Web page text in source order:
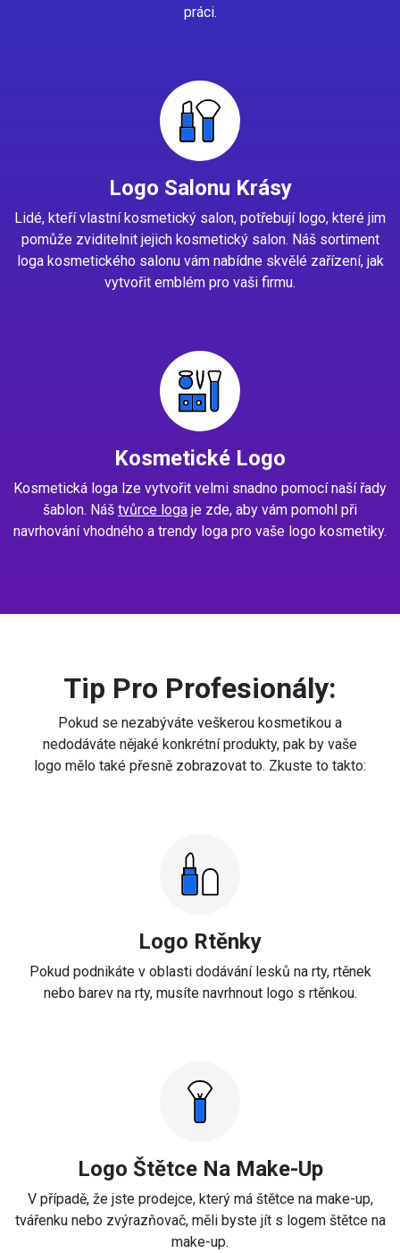
práci.
Logo Salonu Krásy
Lidé, kteří vlastní kosmetický salon, potřebují logo, které jim
pomůže zviditelnit jejich kosmetický salon. Náš sortiment
loga kosmetického salonu vám nabídne skvělé zařízení, jak
vytvořit emblém pro vaši firmu.
Kosmetické Logo
Kosmetická loga lze vytvořit velmi snadno pomocí naší řady
šablon. Náš tvůrce loga je zde, aby vám pomohl při
navrhování vhodného a trendy loga pro vaše logo kosmetiky.
Tip Pro Profesionály:
Pokud se nezabýváte veškerou kosmetikou a
nedodáváte nějaké konkrétní produkty, pak by vaše
logo mělo také přesně zobrazovat to. Zkuste to takto:
Logo Rtěnky
Pokud podnikáte v oblasti dodávání lesků na rty, rtěnek
nebo barev na rty, musíte navrhnout logo s rtěnkou.
Logo Štětce Na Make-Up
V případě, že jste prodejce, který má štětce na make-up,
tvářenku nebo zvýrazňovač, měli byste jít s logem štětce na
make-up.